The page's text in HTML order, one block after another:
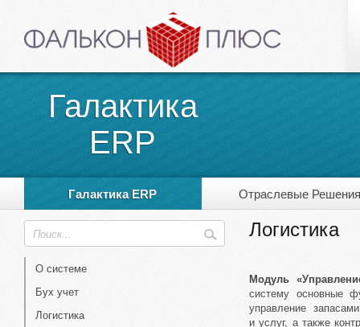
Галактика
ERP
Галактика ERP Отраслевые
Логистика
Модуль
систему основные
управление
и услуг, а также
О системе
Бух учет
Логистика